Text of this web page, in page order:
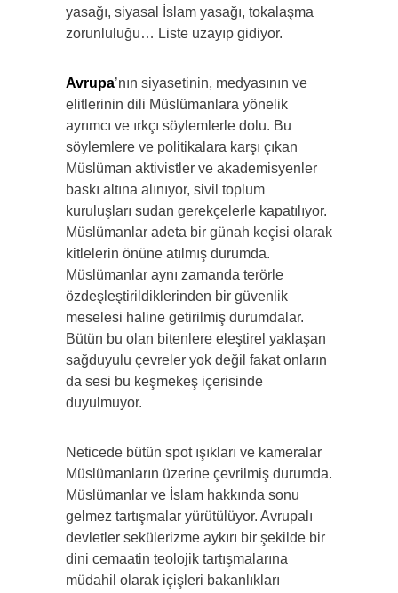
yasağı, siyasal İslam yasağı, tokalaşma
zorunluluğu… Liste uzayıp gidiyor.
Avrupa’nın siyasetinin, medyasının ve
elitlerinin dili Müslümanlara yönelik
ayrımcı ve ırkçı söylemlerle dolu. Bu
söylemlere ve politikalara karşı çıkan
Müslüman aktivistler ve akademisyenler
baskı altına alınıyor, sivil toplum
kuruluşları sudan gerekçelerle kapatılıyor.
Müslümanlar adeta bir günah keçisi olarak
kitlelerin önüne atılmış durumda.
Müslümanlar aynı zamanda terörle
özdeşleştirildiklerinden bir güvenlik
meselesi haline getirilmiş durumdalar.
Bütün bu olan bitenlere eleştirel yaklaşan
sağduyulu çevreler yok değil fakat onların
da sesi bu keşmekeş içerisinde
duyulmuyor.
Neticede bütün spot ışıkları ve kameralar
Müslümanların üzerine çevrilmiş durumda.
Müslümanlar ve İslam hakkında sonu
gelmez tartışmalar yürütülüyor. Avrupalı
devletler sekülerizme aykırı bir şekilde bir
dini cemaatin teolojik tartışmalarına
müdahil olarak içişleri bakanlıkları